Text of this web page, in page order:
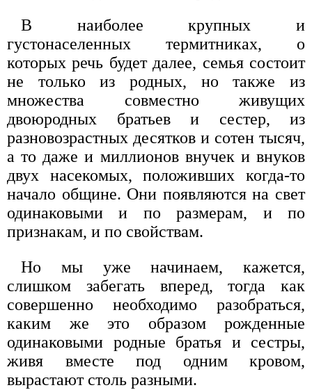
В наиболее крупных и
густонаселенных термитниках, о
которых речь будет далее, семья состоит
не только из родных, но также из
множества совместно живущих
двоюродных братьев и сестер, из
разновозрастных десятков и сотен тысяч,
а то даже и миллионов внучек и внуков
двух насекомых, положивших когда-то
начало общине. Они появляются на свет
одинаковыми и по размерам, и по
признакам, и по свойствам.
Но мы уже начинаем, кажется,
слишком забегать вперед, тогда как
совершенно необходимо разобраться,
каким же это образом рожденные
одинаковыми родные братья и сестры,
живя вместе под одним кровом,
вырастают столь разными.